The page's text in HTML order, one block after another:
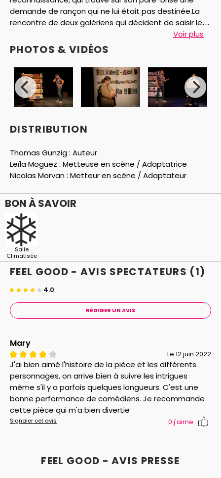
demande de rançon qui ne lui était pas destinée.La
rencontre de deux galériens qui décident de saisir leur
dernière chance en organisant un braquage. Mais un
braquage sans violence, sans arme, sans victime et...
Voir plus
PHOTOS & VIDÉOS
DISTRIBUTION
Thomas Gunzig : Auteur
Leïla Moguez : Metteuse en scène / Adaptatrice
Nicolas Morvan : Metteur en scène / Adaptateur
BON À SAVOIR
Salle
Climatisée
FEEL GOOD - AVIS SPECTATEURS (1)
4.0
RÉDIGER UN AVIS
Mary
Le 12 juin 2022
J'ai bien aimé l'histoire de la pièce et les différents
personnages, on arrive bien à suivre les intrigues
même s'il y a parfois quelques longueurs. C'est une
bonne performance de comédiens. Je recommande
cette pièce qui m'a bien divertie
Signaler cet avis 0 j'aime
FEEL GOOD - AVIS PRESSE